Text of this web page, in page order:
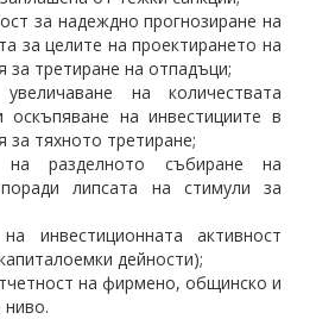
за надеждно прогнозиране на
за целите на проектирането на
за третиране на отпадъци;
на количествата
оскъпяване на инвестициите в
тяхното третиране;
на разделното събиране на
липсата на стимули за
инвестиционната активност
дейности);
на фирмено, общинско и